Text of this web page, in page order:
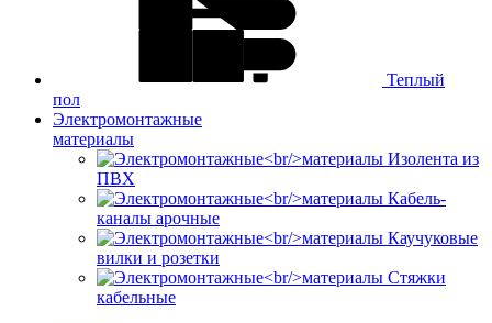
Теплый
пол
Электромонтажные
материалы
Изолента из
ПВХ
Кабель-
каналы арочные
Каучуковые
вилки и розетки
Стяжки
кабельные